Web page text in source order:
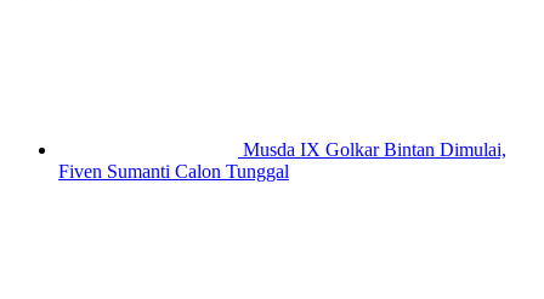
Musda IX Golkar Bintan Dimulai,
Fiven Sumanti Calon Tunggal